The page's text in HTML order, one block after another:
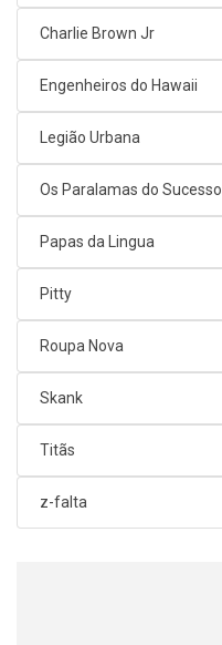
Charlie Brown Jr
Engenheiros do Hawaii
Legião Urbana
Os Paralamas do Sucesso
Papas da Lingua
Pitty
Roupa Nova
Skank
Titãs
z-falta